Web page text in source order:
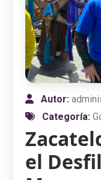
Autor:
Categoría:
el